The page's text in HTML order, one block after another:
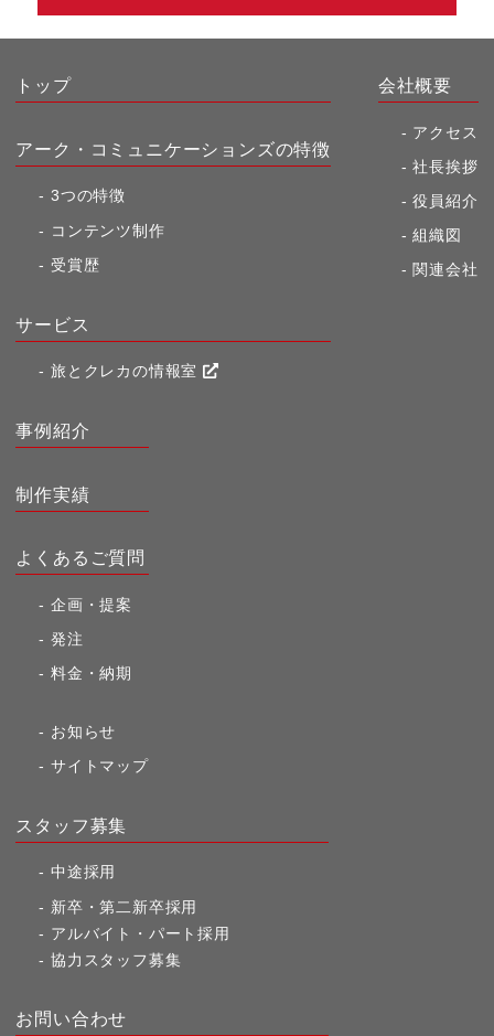
トップ
アーク・コミュニケーションズの特徴
3つの特徴
コンテンツ制作
受賞歴
サービス
旅とクレカの情報室
会社概要
アクセス
社長挨拶
役員紹介
組織図
関連会社
事例紹介
制作実績
よくあるご質問
企画・提案
発注
料金・納期
お知らせ
サイトマップ
スタッフ募集
中途採用
新卒・第二新卒採用
アルバイト・パート採用
協力スタッフ募集
お問い合わせ